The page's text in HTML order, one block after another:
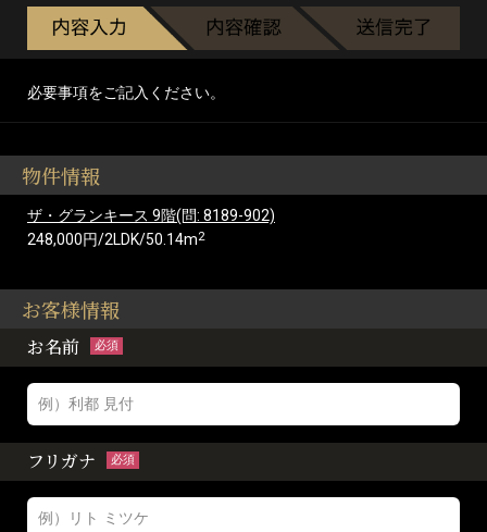
必要事項をご記入ください。
物件情報
ザ・グランキース 9階(問: 8189-902)
248,000円/2LDK/50.14m2
お客様情報
お名前 必須
フリガナ 必須